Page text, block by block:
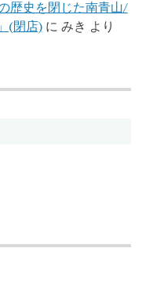
歴史を閉じた南青山/
(閉店)に みき より